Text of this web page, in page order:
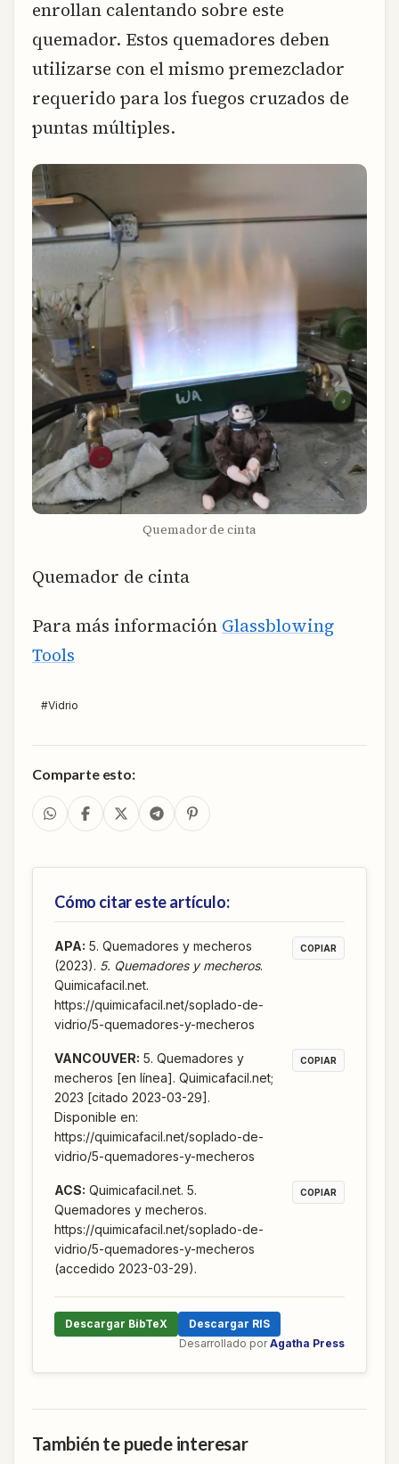
enrollan calentando sobre este
quemador. Estos quemadores deben
utilizarse con el mismo premezclador
requerido para los fuegos cruzados de
puntas múltiples.
Quemador de cinta
Quemador de cinta
Para más información Glassblowing
Tools
#Vidrio
Comparte esto:
Cómo citar este artículo:
APA: 5. Quemadores y mecheros
(2023). 5. Quemadores y mecheros.
Quimicafacil.net.
https://quimicafacil.net/soplado-de-
vidrio/5-quemadores-y-mecheros
COPIAR
VANCOUVER: 5. Quemadores y
mecheros [en línea]. Quimicafacil.net;
2023 [citado 2023-03-29].
Disponible en:
https://quimicafacil.net/soplado-de-
vidrio/5-quemadores-y-mecheros
COPIAR
ACS: Quimicafacil.net. 5.
Quemadores y mecheros.
https://quimicafacil.net/soplado-de-
vidrio/5-quemadores-y-mecheros
(accedido 2023-03-29).
COPIAR
Descargar BibTeX
Descargar RIS
Desarrollado por Agatha Press
También te puede interesar